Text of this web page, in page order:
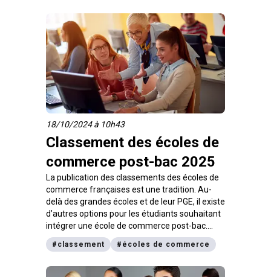
18/10/2024 à 10h43
Classement des écoles de
commerce post-bac 2025
La publication des classements des écoles de
commerce françaises est une tradition. Au-
delà des grandes écoles et de leur PGE, il existe
d’autres options pour les étudiants souhaitant
intégrer une école de commerce post-bac.
Voici trois classements de référence des
écoles de commerce post-bac et les banques
# classement # écoles de commerce